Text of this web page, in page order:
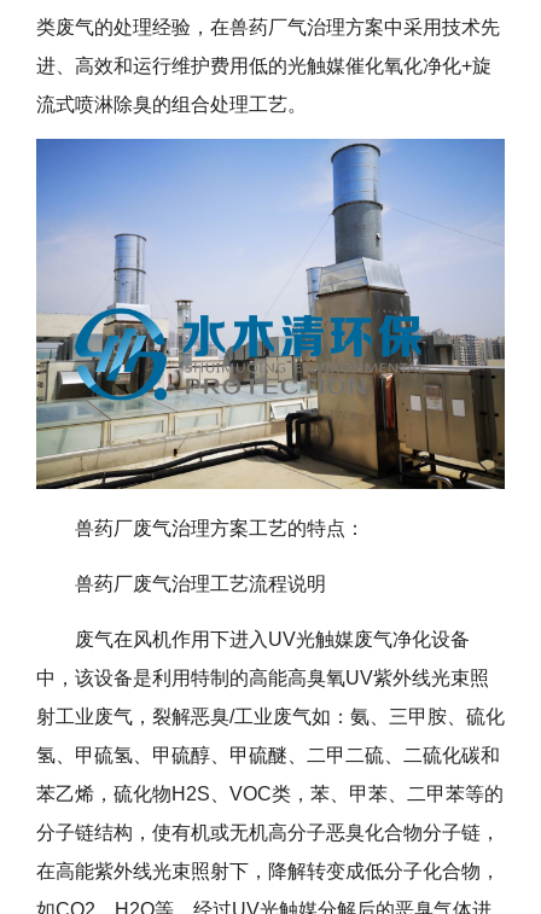
类废气的处理经验，在兽药厂气治理方案中采用技术先
进、高效和运行维护费用低的光触媒催化氧化净化+旋
流式喷淋除臭的组合处理工艺。
兽药厂废气治理方案工艺的特点：
兽药厂废气治理工艺流程说明
废气在风机作用下进入UV光触媒废气净化设备
中，该设备是利用特制的高能高臭氧UV紫外线光束照
射工业废气，裂解恶臭/工业废气如：氨、三甲胺、硫化
氢、甲硫氢、甲硫醇、甲硫醚、二甲二硫、二硫化碳和
苯乙烯，硫化物H2S、VOC类，苯、甲苯、二甲苯等的
分子链结构，使有机或无机高分子恶臭化合物分子链，
在高能紫外线光束照射下，降解转变成低分子化合物，